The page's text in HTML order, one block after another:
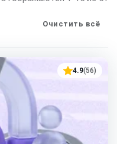
Очистить всё
4.9(56)